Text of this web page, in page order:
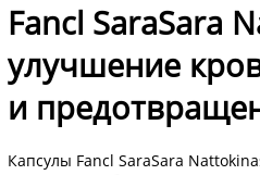
Fancl SaraSara
улучшение
и
Капсулы Fancl SaraSara